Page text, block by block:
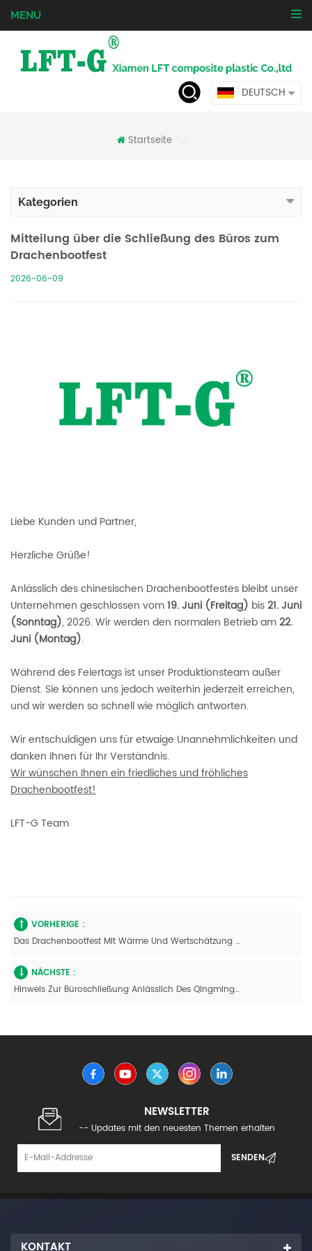
MENU
DEUTSCH
Startseite
Kategorien
Mitteilung über die Schließung des Büros zum
Drachenbootfest
2026-06-09
Liebe Kunden und Partner,
Herzliche Grüße!
Anlässlich des chinesischen Drachenbootfestes bleibt unser
Unternehmen geschlossen vom19. Juni (Freitag) bis21. Juni
(Sonntag), 2026. Wir werden den normalen Betrieb am22.
Juni (Montag).
Während des Feiertags ist unser Produktionsteam außer
Dienst. Sie können uns jedoch weiterhin jederzeit erreichen,
und wir werden so schnell wie möglich antworten.
Wir entschuldigen uns für etwaige Unannehmlichkeiten und
danken Ihnen für Ihr Verständnis.
Wir wünschen Ihnen ein friedliches und fröhliches
Drachenbootfest!
LFT-G Team
VORHERIGE :
Das Drachenbootfest Mit Wärme Und Wertschätzung Feiern
NÄCHSTE :
Hinweis Zur Büroschließung Anlässlich Des Qingming-Festes
NEWSLETTER
-- Updates mit den neuesten Themen erhalten
KONTAKT